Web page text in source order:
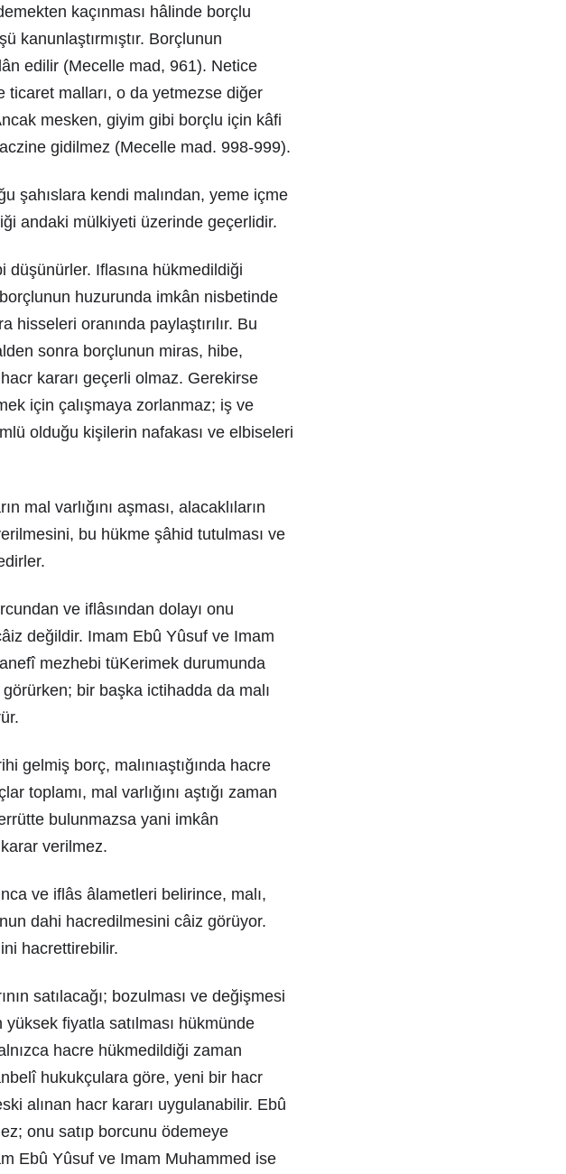
kaçınması hâlinde borçlu
kanunlaştırmıştır. Borçlunun
edilir (Mecelle mad, 961). Netice
malları, o da yetmezse diğer
mesken, giyim gibi borçlu için kâfi
gidilmez (Mecelle mad. 998-999).
şahıslara kendi malından, yeme içme
andaki mülkiyeti üzerinde geçerlidir.
Iflasına hükmedildiği
huzurunda imkân nisbetinde
hisseleri oranında paylaştırılır. Bu
sonra borçlunun miras, hibe,
kararı geçerli olmaz. Gerekirse
için çalışmaya zorlanmaz; iş ve
olduğu kişilerin nafakası ve elbiseleri
mal varlığını aşması, alacaklıların
bu hükme şâhid tutulması ve
ve iflâsından dolayı onu
değildir. Imam Ebû Yûsuf ve Imam
mezhebi tüKerimek durumunda
bir başka ictihadda da malı
gelmiş borç, malınıaştığında hacre
toplamı, mal varlığını aştığı zaman
bulunmazsa yani imkân
verilmez.
ve iflâs âlametleri belirince, malı,
dahi hacredilmesini câiz görüyor.
hacrettirebilir.
satılacağı; bozulması ve değişmesi
fiyatla satılması hükmünde
hacre hükmedildiği zaman
hukukçulara göre, yeni bir hacr
alınan hacr kararı uygulanabilir. Ebû
onu satıp borcunu ödemeye
Ebû Yûsuf ve Imam Muhammed ise